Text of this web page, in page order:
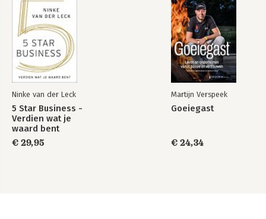
Ninke van der Leck
5 Star Business -
Verdien wat je
waard bent
€ 29,95
Martijn Verspeek
Goeiegast
€ 24,34